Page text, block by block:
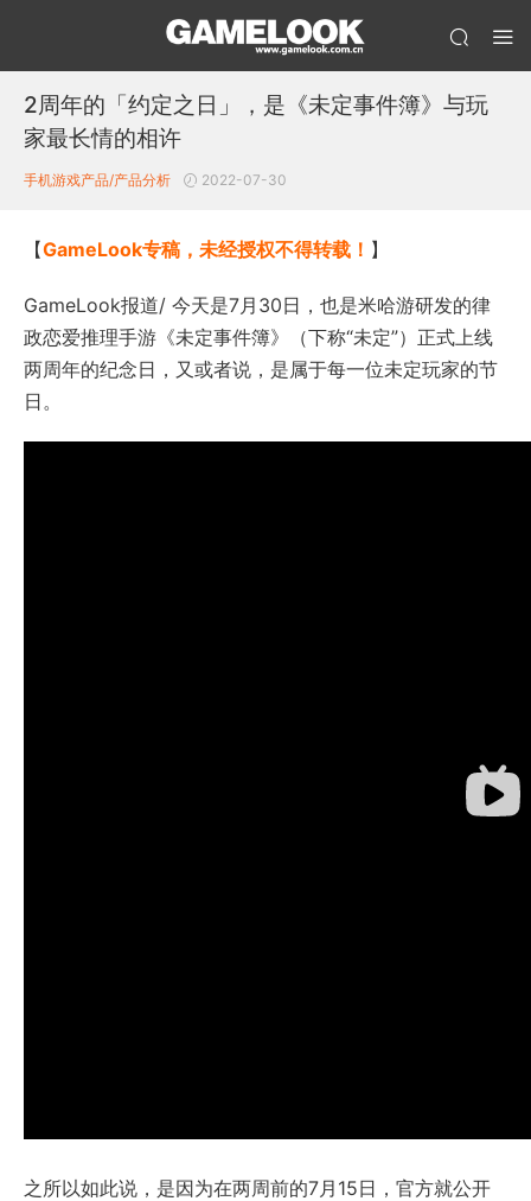
2周年的「约定之日」，是《未定事件簿》与玩
家最长情的相许
手机游戏产品/产品分析 2022-07-30
【GameLook专稿，未经授权不得转载！ 】
GameLook报道/ 今天是7月30日，也是米哈游研发的律
政恋爱推理手游《未定事件簿》（下称“未定”）正式上线
两周年的纪念日，又或者说，是属于每一位未定玩家的节
日。
之所以如此说，是因为在两周前的7月15日，官方就公开